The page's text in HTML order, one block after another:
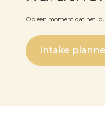
Op een moment dat het
Intake